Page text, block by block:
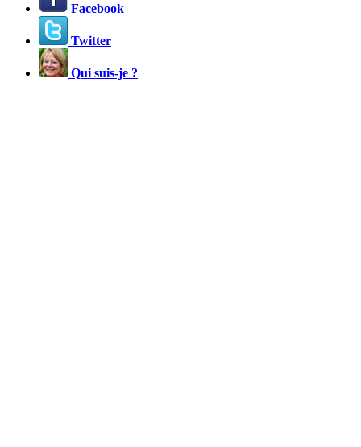
Facebook
Twitter
Qui suis-je ?